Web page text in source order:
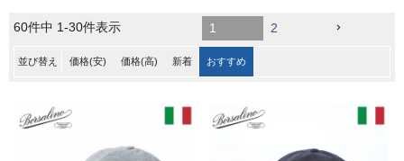
並び替え 価格(安) 価格(高) 新着 おすすめ
60件中 1-30件表示 1 2